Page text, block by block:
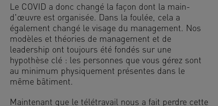
Le COVID a donc changé la façon dont la main-
d'œuvre est organisée. Dans la foulée, cela a
également changé le visage du management. Nos
modèles et théories de management et de
leadership ont toujours été fondés sur une
hypothèse clé : les personnes que vous gérez sont
au minimum physiquement présentes dans le
même bâtiment.
Maintenant que le télétravail nous a fait perdre cette